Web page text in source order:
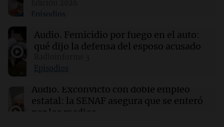
¿Cuánto cuesta vincular para Vinculación?
$2.000 millones
Por Guillermo López
14:08 Sociedad
Hallaron un cuerpo en el riacho Santa Fe e
investigan si es el kitesurfista desaparecido
Episodios
Audio. Femicidio por fuego en el auto:
qué dijo la defensa del esposo acusado
Episodios
Audio. Exconvicto con doble empleo
estatal: la SENAF asegura que se enteró
por los medios